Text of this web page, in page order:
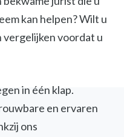
kan helpen? Wilt u
voordat u
in één klap.
en ervaren
ons